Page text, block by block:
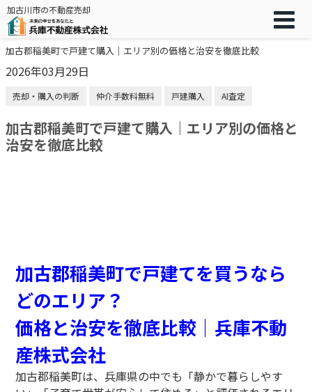
加古川市の不動産売却
加古郡稲美町で戸建て購入｜エリア別の価格と治安を徹底比較
2026年03月29日
売却・購入の判断 仲介手数料無料 戸建購入 AI査定
加古郡稲美町で戸建て購入｜エリア別の価格と
治安を徹底比較
加古郡稲美町で戸建てを買うなら
どのエリア？
価格と治安を徹底比較｜兵庫不動
産株式会社
加古郡稲美町は、兵庫県の中でも「静かで暮らしやす